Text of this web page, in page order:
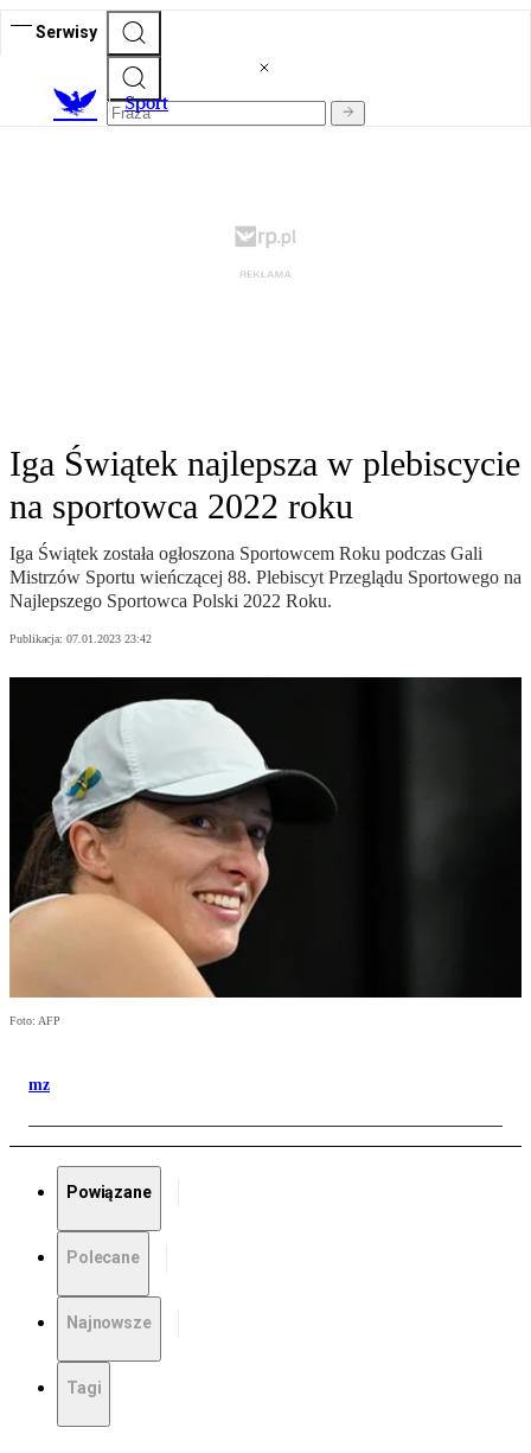
Serwisy
Sport
Iga Świątek najlepsza w plebiscycie
na sportowca 2022 roku
Iga Świątek została ogłoszona Sportowcem Roku podczas Gali
Mistrzów Sportu wieńczącej 88. Plebiscyt Przeglądu Sportowego na
Najlepszego Sportowca Polski 2022 Roku.
Publikacja: 07.01.2023 23:42
Foto: AFP
mz
Powiązane
Polecane
Najnowsze
Tagi